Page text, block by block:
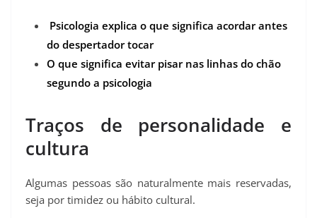
Psicologia explica o que significa acordar antes
do despertador tocar
O que significa evitar pisar nas linhas do chão
segundo a psicologia
Traços de personalidade e
cultura
Algumas pessoas são naturalmente mais reservadas,
seja por timidez ou hábito cultural.